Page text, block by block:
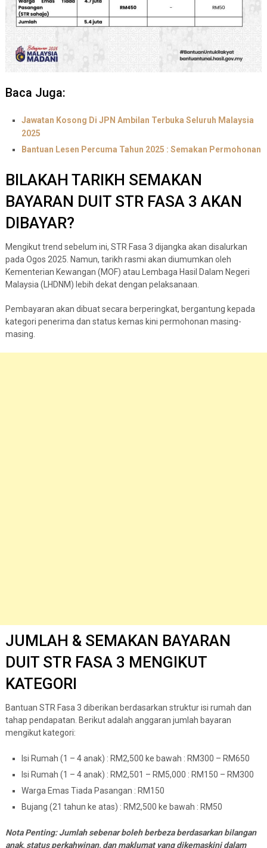
Baca Juga:
Jawatan Kosong Di JPN Ambilan Terbuka Seluruh Malaysia
2025
Bantuan Lesen Percuma Tahun 2025 : Semakan Permohonan
BILAKAH TARIKH SEMAKAN
BAYARAN DUIT STR FASA 3 AKAN
DIBAYAR?
Mengikut trend sebelum ini, STR Fasa 3 dijangka akan disalurkan
pada Ogos 2025. Namun, tarikh rasmi akan diumumkan oleh
Kementerian Kewangan (MOF) atau Lembaga Hasil Dalam Negeri
Malaysia (LHDNM) lebih dekat dengan pelaksanaan.
Pembayaran akan dibuat secara berperingkat, bergantung kepada
kategori penerima dan status kemas kini permohonan masing-
masing.
JUMLAH & SEMAKAN BAYARAN
DUIT STR FASA 3 MENGIKUT
KATEGORI
Bantuan STR Fasa 3 diberikan berdasarkan struktur isi rumah dan
tahap pendapatan. Berikut adalah anggaran jumlah bayaran
mengikut kategori:
Isi Rumah (1 – 4 anak) : RM2,500 ke bawah : RM300 – RM650
Isi Rumah (1 – 4 anak) : RM2,501 – RM5,000 : RM150 – RM300
Warga Emas Tiada Pasangan : RM150
Bujang (21 tahun ke atas) : RM2,500 ke bawah : RM50
Nota Penting: Jumlah sebenar boleh berbeza berdasarkan bilangan
anak, status perkahwinan, dan maklumat yang dikemaskini dalam